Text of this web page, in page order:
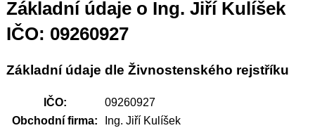
Základní údaje o Ing. Jiří Kulíšek
IČO: 09260927
Základní údaje dle Živnostenského rejstříku
IČO:
09260927
Obchodní firma:
Ing. Jiří Kulíšek